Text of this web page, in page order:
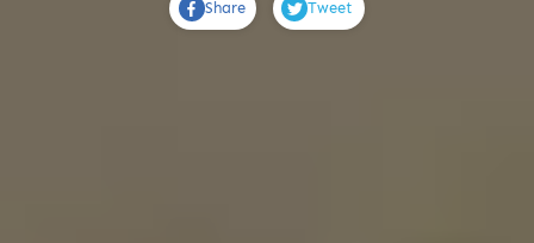
Share Tweet